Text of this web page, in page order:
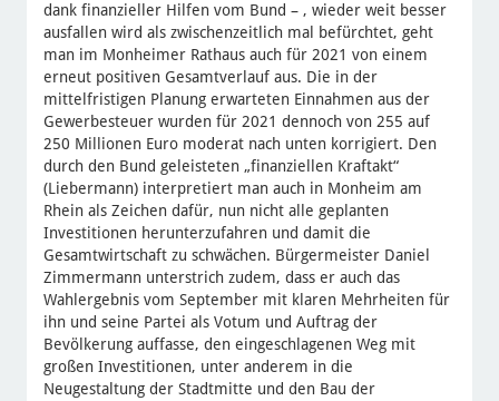
dank finanzieller Hilfen vom Bund – , wieder weit besser
ausfallen wird als zwischenzeitlich mal befürchtet, geht
man im Monheimer Rathaus auch für 2021 von einem
erneut positiven Gesamtverlauf aus. Die in der
mittelfristigen Planung erwarteten Einnahmen aus der
Gewerbesteuer wurden für 2021 dennoch von 255 auf
250 Millionen Euro moderat nach unten korrigiert. Den
durch den Bund geleisteten „finanziellen Kraftakt“
(Liebermann) interpretiert man auch in Monheim am
Rhein als Zeichen dafür, nun nicht alle geplanten
Investitionen herunterzufahren und damit die
Gesamtwirtschaft zu schwächen. Bürgermeister Daniel
Zimmermann unterstrich zudem, dass er auch das
Wahlergebnis vom September mit klaren Mehrheiten für
ihn und seine Partei als Votum und Auftrag der
Bevölkerung auffasse, den eingeschlagenen Weg mit
großen Investitionen, unter anderem in die
Neugestaltung der Stadtmitte und den Bau der